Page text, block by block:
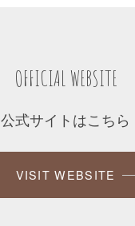
OFFICIAL WEBSITE
公式サイトはこちら
VISIT WEBSITE